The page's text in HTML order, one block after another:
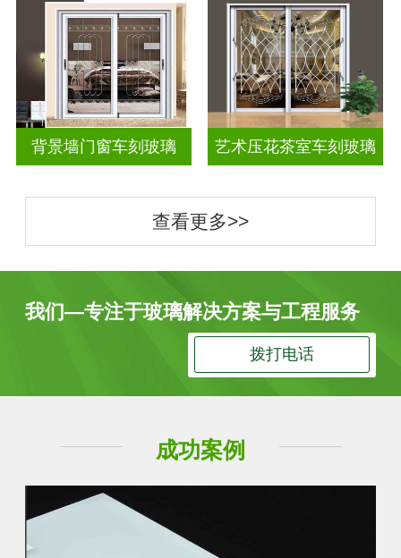
背景墙门窗车刻玻璃 艺术压花茶室车刻玻璃
查看更多>>
我们—专注于玻璃解决方案与工程服务
拨打电话
成功案例